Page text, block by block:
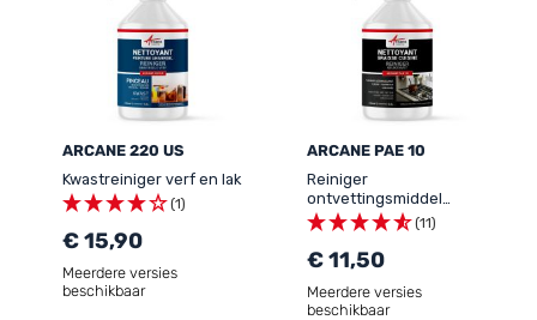
ARCANE 220 US
Kwastreiniger verf en lak
(1)
€ 15,90
Meerdere versies
beschikbaar
ARCANE PAE 10
Reiniger
ontvettingsmiddel
keukenvet - VETTEN EN
ROET REINIGER
(11)
€ 11,50
Meerdere versies
beschikbaar